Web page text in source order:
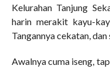
Kelurahan Tanjung
harin merakit kayu-
Tangannya cekatan,
Awalnya cuma iseng,